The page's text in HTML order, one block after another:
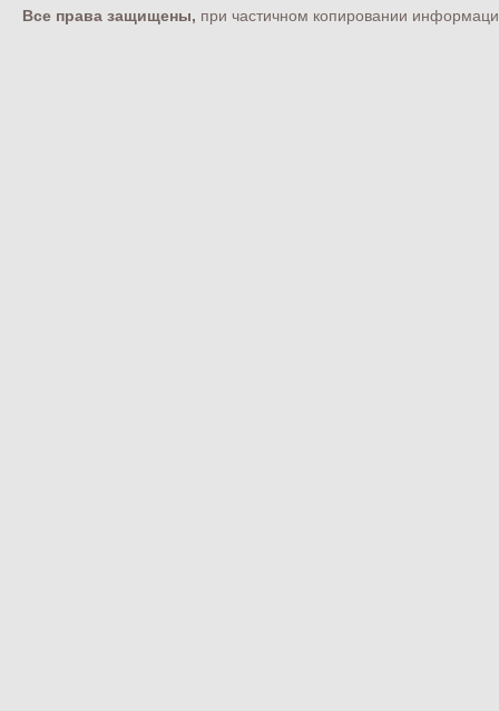
Все права защищены, при частичном копировании